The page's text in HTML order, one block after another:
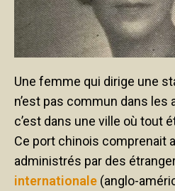
Une femme qui dirige une
n’est pas commun dans les
c’est dans une ville où tout
Ce port chinois comprenait
administrés par des
internationale (anglo-